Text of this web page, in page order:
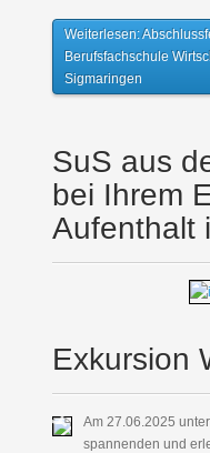
Weiterlesen:
Berufsfachschule
Sigmaringen
SuS aus
bei Ihrem
Aufenthalt
Exkursion
Am 27.06.2025
spannenden und